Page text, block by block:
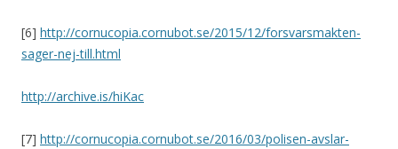
[6] http://cornucopia.cornubot.se/2015/12/forsvarsmakten-
sager-nej-till.html
http://archive.is/hiKac
[7] http://cornucopia.cornubot.se/2016/03/polisen-avslar-